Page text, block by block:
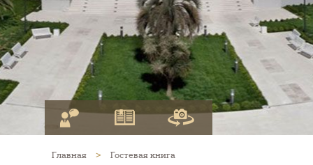
Главная > Гостевая книга